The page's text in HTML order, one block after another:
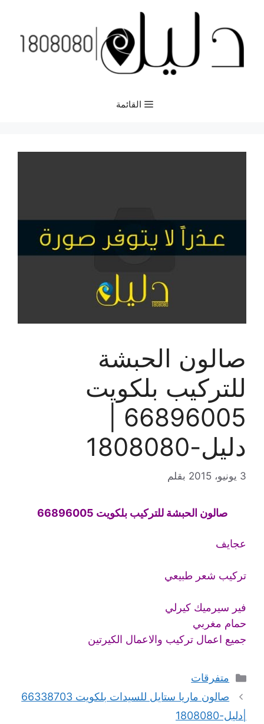
المحتوى
القائمة
صالون الحبشة
للتركيب بلكويت
دليل-1808080
3 يونيو، 2015 بقلم
صالون الحبشة للتركيب بلكويت 66896005
عجايف
تركيب شعر طبيعي
فير سيرميك كيرلي
حمام مغربي
جميع اعمال تركيب والاعمال الكيرتين
التصنيفات
متفرقات
صالون ماريا ستايل للسيدات بلكويت 66338703
|دليل-1808080